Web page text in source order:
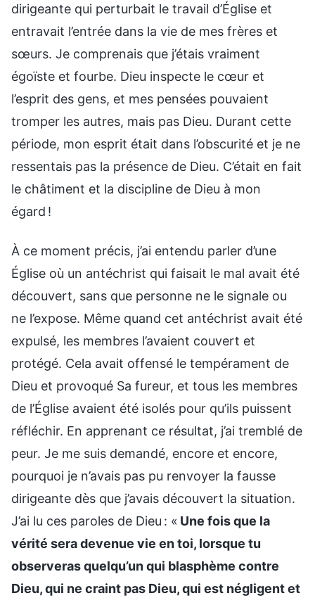
dirigeante qui perturbait le travail d’Église et
entravait l’entrée dans la vie de mes frères et
sœurs. Je comprenais que j’étais vraiment
égoïste et fourbe. Dieu inspecte le cœur et
l’esprit des gens, et mes pensées pouvaient
tromper les autres, mais pas Dieu. Durant cette
période, mon esprit était dans l’obscurité et je ne
ressentais pas la présence de Dieu. C’était en fait
le châtiment et la discipline de Dieu à mon
égard !
À ce moment précis, j’ai entendu parler d’une
Église où un antéchrist qui faisait le mal avait été
découvert, sans que personne ne le signale ou
ne l’expose. Même quand cet antéchrist avait été
expulsé, les membres l’avaient couvert et
protégé. Cela avait offensé le tempérament de
Dieu et provoqué Sa fureur, et tous les membres
de l’Église avaient été isolés pour qu’ils puissent
réfléchir. En apprenant ce résultat, j’ai tremblé de
peur. Je me suis demandé, encore et encore,
pourquoi je n’avais pas pu renvoyer la fausse
dirigeante dès que j’avais découvert la situation.
J’ai lu ces paroles de Dieu : « Une fois que la
vérité sera devenue vie en toi, lorsque tu
observeras quelqu’un qui blasphème contre
Dieu, qui ne craint pas Dieu, qui est négligent et